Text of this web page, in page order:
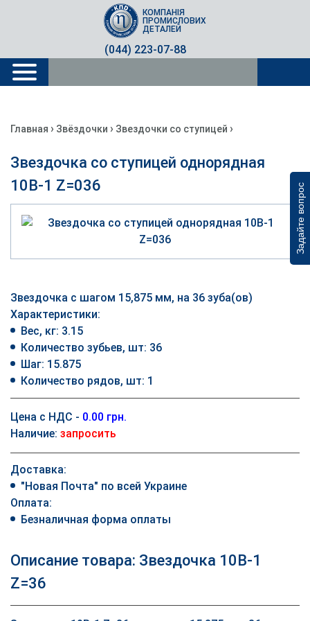
Задайте вопрос
(044) 223-07-88
КОМПАНІЯ
ПРОМИСЛОВИХ
ДЕТАЛЕЙ
Главная › Звёздочки › Звездочки со ступицей ›
Звездочка со ступицей однорядная
10B-1 Z=036
Звездочка с шагом 15,875 мм, на 36 зуба(ов)
Характеристики:
Вес, кг: 3.15
Количество зубьев, шт: 36
Шаг: 15.875
Количество рядов, шт: 1
Цена с НДС - 0.00 грн.
Наличие: запросить
Доставка:
"Новая Почта" по всей Украине
Оплата:
Безналичная форма оплаты
Описание товара: Звездочка 10B-1
Z=36